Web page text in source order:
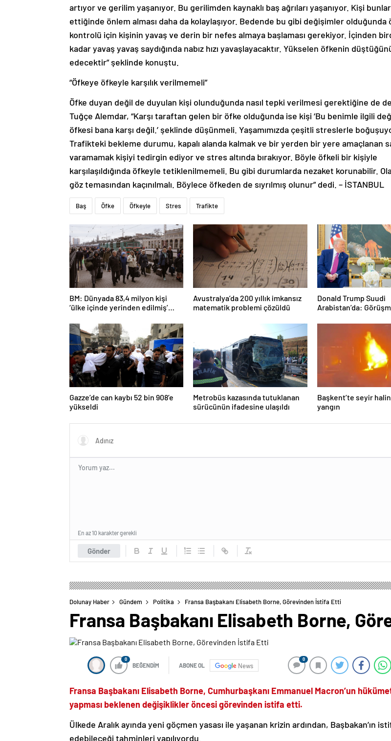
artıyor ve gerilim yaşanıyor. Bu gerilimden kaynaklı baş ağrıları yaşanıyor. Kişi
ettiğinde önlem alması daha da kolaylaşıyor. Bedende bu gibi değişimler olduğunda
kontrolü için kişinin yavaş ve derin bir nefes almaya başlaması gerekiyor. İçinden
kadar yavaş yavaş saydığında nabız hızı yavaşlayacaktır. Yükselen öfkenin
edecektir” şeklinde konuştu.
“Öfkeye öfkeyle karşılık verilmemeli”
Öfke duyan değil de duyulan kişi olunduğunda nasıl tepki verilmesi gerektiğine de
Tuğçe Alemdar, “Karşı taraftan gelen bir öfke olduğunda ise kişi ‘Bu benimle ilgili
öfkesi bana karşı değil.’ şeklinde düşünmeli. Yaşamımızda çeşitli streslerle
Trafikteki bekleme durumu, kapalı alanda kalmak ve bir yerden bir yere amaçlanan
varamamak kişiyi tedirgin ediyor ve stres altında bırakıyor. Böyle öfkeli bir kişiyle
karşılaşıldığında öfkeyle tetiklenilmemeli. Bu gibi durumlarda nezaket korunabilir.
göz temasından kaçınılmalı. Böylece öfkeden de sıyrılmış olunur” dedi. – İSTANBUL
Baş Öfke Öfkeyle Stres Trafikte
BM: Dünyada 83,4 milyon kişi
‘ülke içinde yerinden edilmiş’
Avustralya’da 200 yıllık imkansız
matematik problemi çözüldü
Donald Trump Suudi
Arabistan’da:
Gazze’de can kaybı 52 bin 908’e
yükseldi
Metrobüs kazasında tutuklanan
sürücünün ifadesine ulaşıldı
Başkent’te seyir
yangın
Gönder
En az 10 karakter gerekli
Dolunay Haber Gündem Politika Fransa Başbakanı Elisabeth Borne, Görevinden İstifa Etti
Fransa Başbakanı Elisabeth Borne,
0
BEĞENDİM ABONE OL News
0
Fransa Başbakanı Elisabeth Borne, Cumhurbaşkanı Emmanuel Macron’un
yapması beklenen değişiklikler öncesi görevinden istifa etti.
Ülkede Aralık ayında yeni göçmen yasası ile yaşanan krizin ardından, Başbakan’ın
edebileceği tahminleri yapılıyordu.